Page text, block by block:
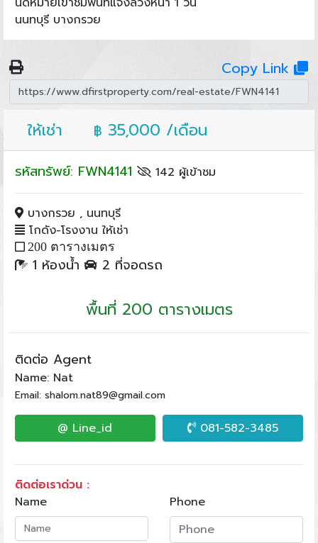
นนทบุรี บางกรวย
Copy Link
ให้เช่า ฿ 35,000 /เดือน
รหัสทรัพย์: FWN4141 142 ผู้เข้าชม
บางกรวย , นนทบุรี
โกดัง-โรงงาน ให้เช่า
200 ตารางเมตร
1 ห้องน้ำ 2 ที่จอดรถ
พื้นที่ 200 ตารางเมตร
ติดต่อ Agent
Name: Nat
Email: shalom.nat89@gmail.com
@ Line_id 081-582-3485
ติดต่อเราด่วน :
Name
Phone